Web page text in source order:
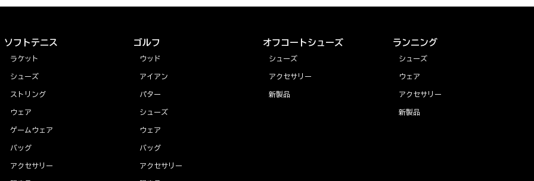
ソフトテニス
ラケット
シューズ
ストリング
ウェア
ゲームウェア
バッグ
アクセサリー
ゴルフ
ウッド
アイアン
パター
シューズ
ウェア
バッグ
アクセサリー
オフコートシューズ
シューズ
アクセサリー
新製品
ランニング
シューズ
ウェア
アクセサリー
新製品